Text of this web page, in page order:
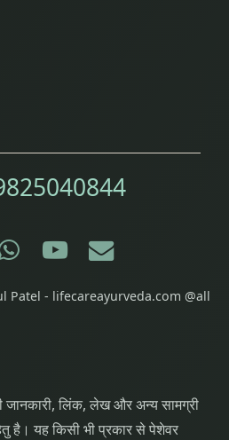
WhatsApp
YouTube
E-mail
Patel - lifecareayurveda.com @all
जानकारी, लिंक, लेख और अन्य सामग्री
है। यह किसी भी प्रकार से पेशेवर